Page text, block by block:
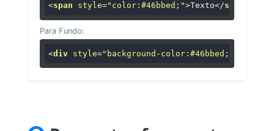
<span style="color:#46bbed;">Texto</span
Para Fundo:
<div style="background-color:#46bbed;"